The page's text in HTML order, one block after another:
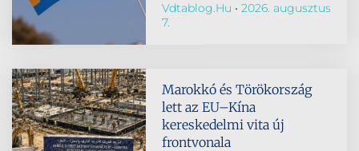
Vdtablog.hu
2026. augusztus
7.
Marokkó és Törökország
lett az EU–Kína
kereskedelmi vita új
frontvonala